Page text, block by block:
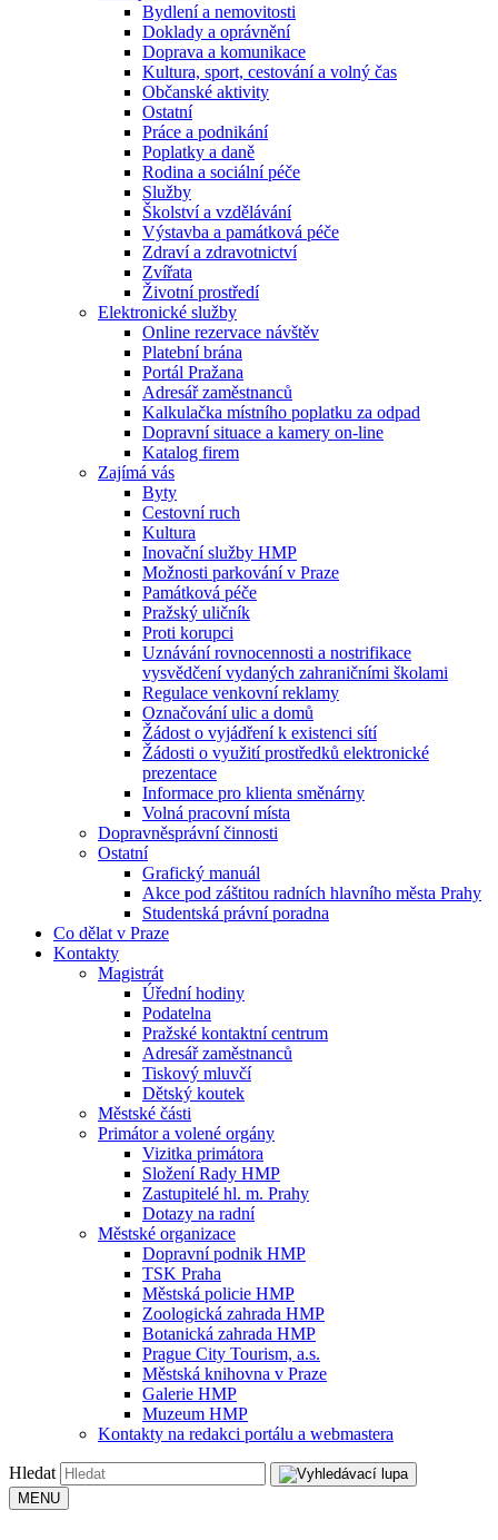
Bydlení a nemovitosti
Doklady a oprávnění
Doprava a komunikace
Kultura, sport, cestování a volný čas
Občanské aktivity
Ostatní
Práce a podnikání
Poplatky a daně
Rodina a sociální péče
Služby
Školství a vzdělávání
Výstavba a památková péče
Zdraví a zdravotnictví
Zvířata
Životní prostředí
Elektronické služby
Online rezervace návštěv
Platební brána
Portál Pražana
Adresář zaměstnanců
Kalkulačka místního poplatku za odpad
Dopravní situace a kamery on-line
Katalog firem
Zajímá vás
Byty
Cestovní ruch
Kultura
Inovační služby HMP
Možnosti parkování v Praze
Památková péče
Pražský uličník
Proti korupci
Uznávání rovnocennosti a nostrifikace
vysvědčení vydaných zahraničními školami
Regulace venkovní reklamy
Označování ulic a domů
Žádost o vyjádření k existenci sítí
Žádosti o využití prostředků elektronické
prezentace
Informace pro klienta směnárny
Volná pracovní místa
Dopravněsprávní činnosti
Ostatní
Grafický manuál
Akce pod záštitou radních hlavního města Prahy
Studentská právní poradna
Co dělat v Praze
Kontakty
Magistrát
Úřední hodiny
Podatelna
Pražské kontaktní centrum
Adresář zaměstnanců
Tiskový mluvčí
Dětský koutek
Městské části
Primátor a volené orgány
Vizitka primátora
Složení Rady HMP
Zastupitelé hl. m. Prahy
Dotazy na radní
Městské organizace
Dopravní podnik HMP
TSK Praha
Městská policie HMP
Zoologická zahrada HMP
Botanická zahrada HMP
Prague City Tourism, a.s.
Městská knihovna v Praze
Galerie HMP
Muzeum HMP
Kontakty na redakci portálu a webmastera
Hledat
MENU